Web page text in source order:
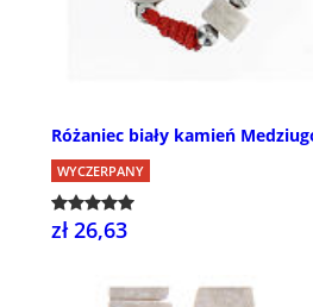
Różaniec biały kamień
WYCZERPANY
zł 26,63